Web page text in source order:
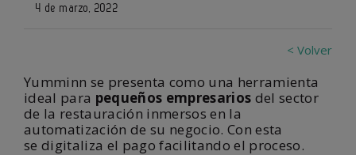
4 de marzo, 2022
< Volver
Yumminn se presenta como una herramienta
ideal para pequeños empresarios del sector
de la restauración inmersos en la
automatización de su negocio. Con esta
se digitaliza el pago facilitando el proceso.